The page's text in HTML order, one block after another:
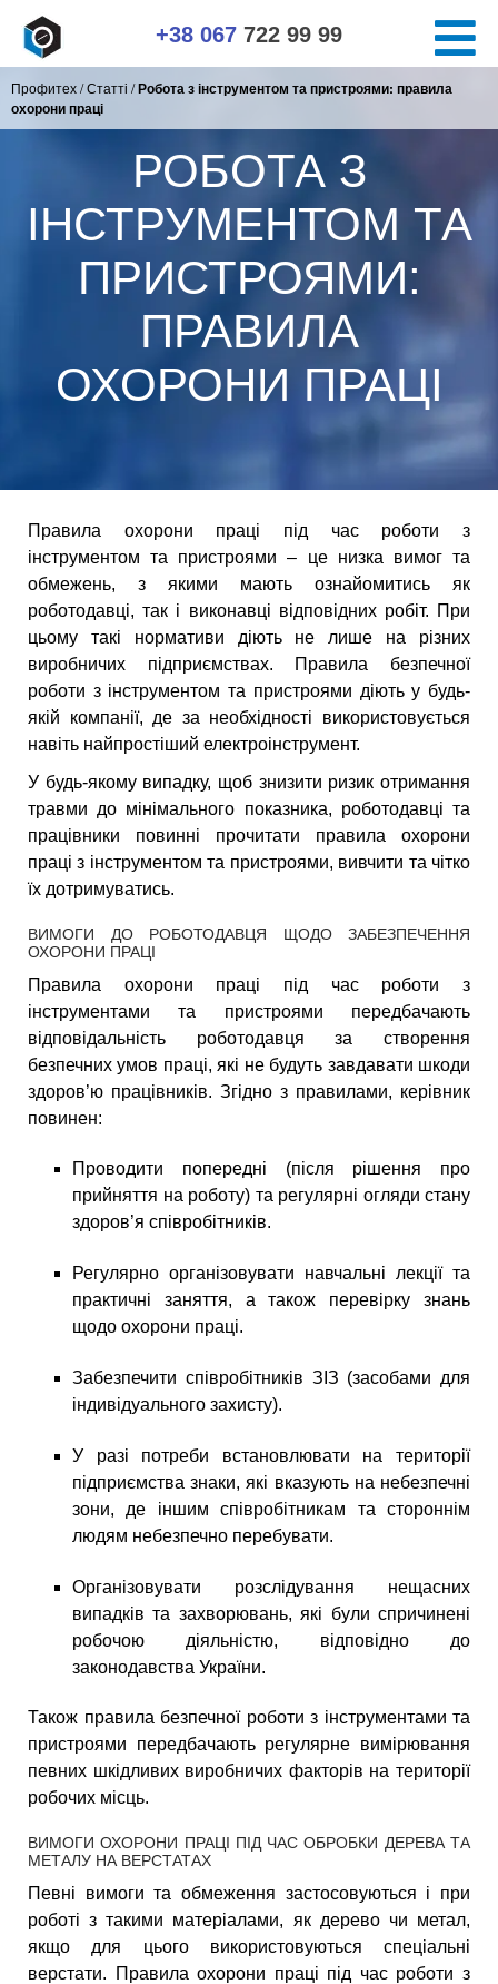
+38 067722 99 99
Профитех/Статті /Робота з інструментом та пристроями: правила
охорони праці
РОБОТА З
ІНСТРУМЕНТОМ ТА
ПРИСТРОЯМИ:
ПРАВИЛА
ОХОРОНИ ПРАЦІ
Правила охорони праці під час роботи з
інструментом та пристроями – це низка вимог та
обмежень, з якими мають ознайомитись як
роботодавці, так і виконавці відповідних робіт. При
цьому такі нормативи діють не лише на різних
виробничих підприємствах. Правила безпечної
роботи з інструментом та пристроями діють у будь-
якій компанії, де за необхідності використовується
навіть найпростіший електроінструмент.
У будь-якому випадку, щоб знизити ризик отримання
травми до мінімального показника, роботодавці та
працівники повинні прочитати правила охорони
праці з інструментом та пристроями, вивчити та чітко
їх дотримуватись.
ВИМОГИ ДО РОБОТОДАВЦЯ ЩОДО ЗАБЕЗПЕЧЕННЯ
ОХОРОНИ ПРАЦІ
Правила охорони праці під час роботи з
інструментами та пристроями передбачають
відповідальність роботодавця за створення
безпечних умов праці, які не будуть завдавати шкоди
здоров’ю працівників. Згідно з правилами, керівник
повинен:
Проводити попередні (після рішення про
прийняття на роботу) та регулярні огляди стану
здоров’я співробітників.
Регулярно організовувати навчальні лекції та
практичні заняття, а також перевірку знань
щодо охорони праці.
Забезпечити співробітників ЗІЗ (засобами для
індивідуального захисту).
У разі потреби встановлювати на території
підприємства знаки, які вказують на небезпечні
зони, де іншим співробітникам та стороннім
людям небезпечно перебувати.
Організовувати розслідування нещасних
випадків та захворювань, які були спричинені
робочою діяльністю, відповідно до
законодавства України.
Також правила безпечної роботи з інструментами та
пристроями передбачають регулярне вимірювання
певних шкідливих виробничих факторів на території
робочих місць.
ВИМОГИ ОХОРОНИ ПРАЦІ ПІД ЧАС ОБРОБКИ ДЕРЕВА ТА
МЕТАЛУ НА ВЕРСТАТАХ
Певні вимоги та обмеження застосовуються і при
роботі з такими матеріалами, як дерево чи метал,
якщо для цього використовуються спеціальні
верстати. Правила охорони праці під час роботи з